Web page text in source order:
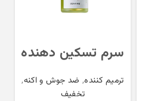
سرم تسکین دهنده
چای سبز و پانتنول
بیوتی آف جوسان
ترمیم کننده, ضد جوش و اکنه,
تخفیف